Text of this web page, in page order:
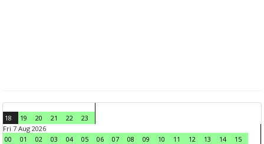
18 19 20 21 22
23
Fri 7 Aug 2026
00
01 02 03 04 05 06 07 08 09 10 11 12 13 14
15